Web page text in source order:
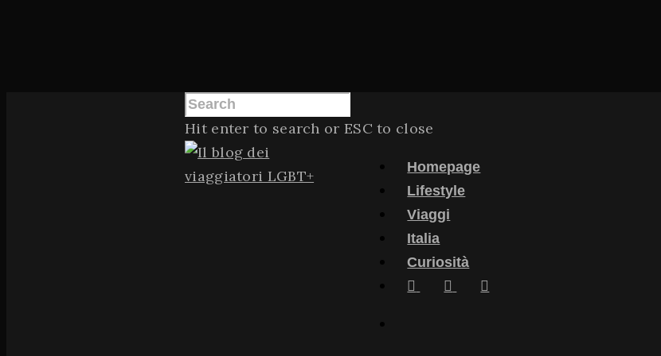
Hit enter to search or ESC to close
Homepage
Lifestyle
Viaggi
Italia
Curiosità